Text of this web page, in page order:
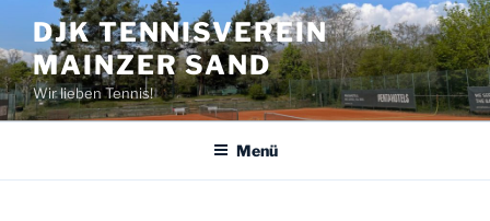
Inhalt
springen
DJK TENNISVEREIN
MAINZER SAND
Wir lieben Tennis!
Menü